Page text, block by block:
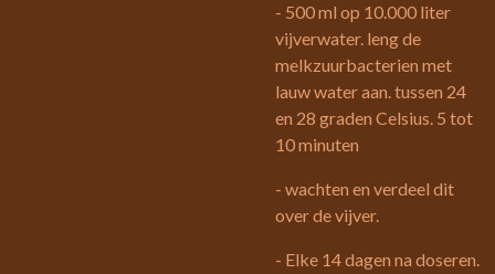
- 500 ml op 10.000 liter
vijverwater. leng de
melkzuurbacterien met
lauw water aan. tussen 24
en 28 graden Celsius. 5 tot
10 minuten
- wachten en verdeel dit
over de vijver.
- Elke 14 dagen na doseren.